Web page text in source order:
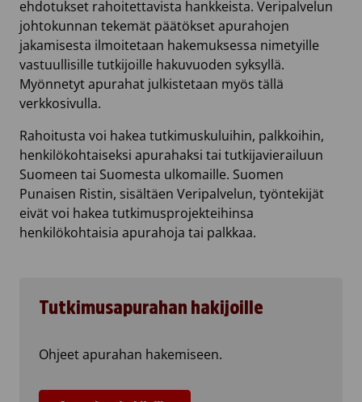
ehdotukset rahoitettavista hankkeista. Veripalvelun
johtokunnan tekemät päätökset apurahojen
jakamisesta ilmoitetaan hakemuksessa nimetyille
vastuullisille tutkijoille hakuvuoden syksyllä.
Myönnetyt apurahat julkistetaan myös tällä
verkkosivulla.
Rahoitusta voi hakea tutkimuskuluihin, palkkoihin,
henkilökohtaiseksi apurahaksi tai tutkijavierailuun
Suomeen tai Suomesta ulkomaille. Suomen
Punaisen Ristin, sisältäen Veripalvelun, työntekijät
eivät voi hakea tutkimusprojekteihinsa
henkilökohtaisia apurahoja tai palkkaa.
Tutkimusapurahan hakijoille
Ohjeet apurahan hakemiseen.